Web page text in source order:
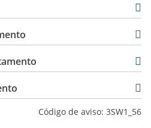
Código de aviso: 3SW1_56